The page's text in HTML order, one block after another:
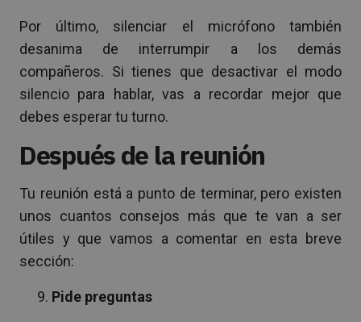
Por último, silenciar el micrófono también
desanima de interrumpir a los demás
compañeros. Si tienes que desactivar el modo
silencio para hablar, vas a recordar mejor que
debes esperar tu turno.
Después de la reunión
Tu reunión está a punto de terminar, pero existen
unos cuantos consejos más que te van a ser
útiles y que vamos a comentar en esta breve
sección:
Pide preguntas